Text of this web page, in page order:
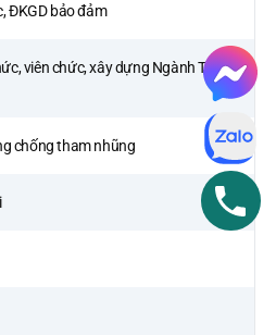
ĐKGD bảo đảm
viên chức, xây dựng Ngành Tư
chống tham nhũng